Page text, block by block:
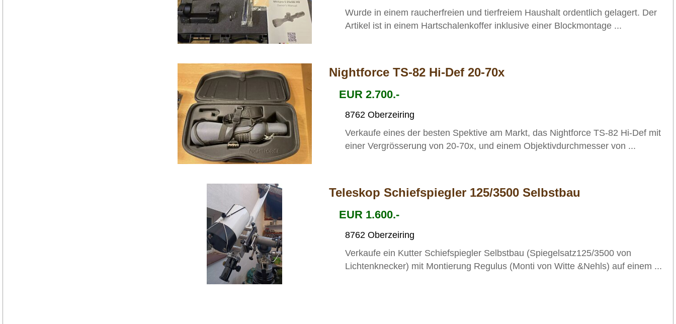
Wurde in einem raucherfreien und tierfreiem Haushalt ordentlich gelagert. Der
Artikel ist in einem Hartschalenkoffer inklusive einer Blockmontage ...
Nightforce TS-82 Hi-Def 20-70x
EUR 2.700.-
8762 Oberzeiring
Verkaufe eines der besten Spektive am Markt, das Nightforce TS-82 Hi-Def mit
einer Vergrösserung von 20-70x, und einem Objektivdurchmesser von ...
Teleskop Schiefspiegler 125/3500 Selbstbau
EUR 1.600.-
8762 Oberzeiring
Verkaufe ein Kutter Schiefspiegler Selbstbau (Spiegelsatz125/3500 von
Lichtenknecker) mit Montierung Regulus (Monti von Witte &Nehls) auf einem ...